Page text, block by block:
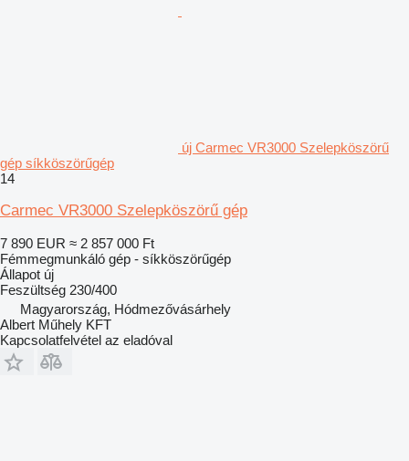
új Carmec VR3000 Szelepköszörű
gép síkköszörűgép
14
Carmec VR3000 Szelepköszörű gép
7 890 EUR ≈ 2 857 000 Ft
Fémmegmunkáló gép - síkköszörűgép
Állapot új
Feszültség 230/400
Magyarország, Hódmezővásárhely
Albert Műhely KFT
Kapcsolatfelvétel az eladóval